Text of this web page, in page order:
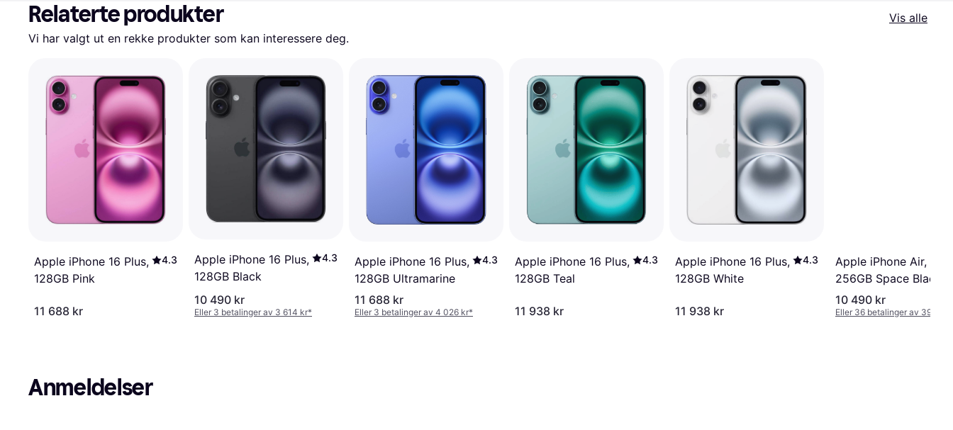
Relaterte produkter
Vis alle
Vi har valgt ut en rekke produkter som kan interessere deg.
Apple iPhone 16 Plus,
128GB Pink
4.3
11 688 kr
Apple iPhone 16 Plus,
128GB Black
4.3
10 490 kr
Eller 3 betalinger av 3 614 kr*
Apple iPhone 16 Plus,
128GB Ultramarine
4.3
11 688 kr
Eller 3 betalinger av 4 026 kr*
Apple iPhone 16 Plus,
128GB Teal
4.3
11 938 kr
Apple iPhone 16 Plus,
128GB White
4.3
11 938 kr
Apple iPhone Air,
256GB Space Black
10 490 kr
Eller 36 betalinger av 390 kr
Anmeldelser